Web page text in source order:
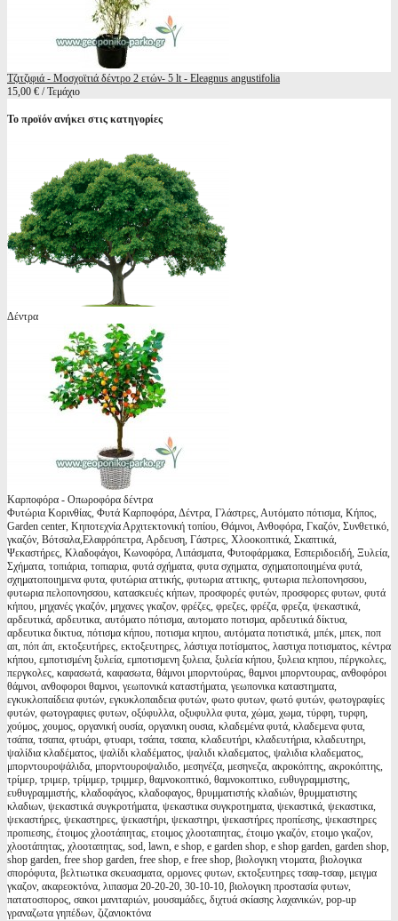
Τζιτζιφιά - Μοσχοϊτιά δέντρο 2 ετών- 5 lt - Eleagnus angustifolia
15,00 € / Τεμάχιο
Το προϊόν ανήκει στις κατηγορίες
Δέντρα
Καρποφόρα - Οπωροφόρα δέντρα
Φυτώρια Κορινθίας, Φυτά Καρποφόρα, Δέντρα, Γλάστρες, Αυτόματο πότισμα, Κήπος,
Garden center, Κηποτεχνία Αρχιτεκτονική τοπίου, Θάμνοι, Ανθοφόρα, Γκαζόν, Συνθετικό,
γκαζόν, Βότσαλα,Ελαφρόπετρα, Αρδευση, Γάστρες, Χλοοκοπτικά, Σκαπτικά,
Ψεκαστήρες, Κλαδοφάγοι, Κωνοφόρα, Λιπάσματα, Φυτοφάρμακα, Εσπεριδοειδή, Ξυλεία,
Σχήματα, τοπιάρια, τοπιαρια, φυτά σχήματα, φυτα σχηματα, σχηματοποιημένα φυτά,
σχηματοποιημενα φυτα, φυτώρια αττικής, φυτωρια αττικης, φυτωρια πελοπονησσου,
φυτωρια πελοπονησσου, κατασκευές κήπων, προσφορές φυτών, προσφορες φυτων, φυτά
κήπου, μηχανές γκαζόν, μηχανες γκαζον, φρέζες, φρεζες, φρέζα, φρεζα, ψεκαστικά,
αρδευτικά, αρδευτικα, αυτόματο πότισμα, αυτοματο ποτισμα, αρδευτικά δίκτυα,
αρδευτικα δικτυα, πότισμα κήπου, ποτισμα κηπου, αυτόματα ποτιστικά, μπέκ, μπεκ, ποπ
απ, πόπ άπ, εκτοξευτήρες, εκτοξευτηρες, λάστιχα ποτίσματος, λαστιχα ποτισματος, κέντρα
κήπου, εμποτισμένη ξυλεία, εμποτισμενη ξυλεια, ξυλεία κήπου, ξυλεια κηπου, πέργκολες,
περγκολες, καφασωτά, καφασωτα, θάμνοι μπορντούρας, θαμνοι μπορντουρας, ανθοφόροι
θάμνοι, ανθοφοροι θαμνοι, γεωπονικά καταστήματα, γεωπονικα καταστηματα,
εγκυκλοπαίδεια φυτών, εγκυκλοπαιδεια φυτών, φωτο φυτων, φωτό φυτών, φωτογραφίες
φυτών, φωτογραφιες φυτων, οξύφυλλα, οξυφυλλα φυτα, χώμα, χωμα, τύρφη, τυρφη,
χούμος, χουμος, οργανική ουσία, οργανικη ουσια, κλαδεμένα φυτά, κλαδεμενα φυτα,
τσάπα, τσαπα, φτυάρι, φτυαρι, τσάπα, τσαπα, κλαδευτήρι, κλαδευτήρια, κλαδευτηρι,
ψαλίδια κλαδέματος, ψαλίδι κλαδέματος, ψαλιδι κλαδεματος, ψαλιδια κλαδεματος,
μπορντουροψάλιδα, μπορντουροψαλιδο, μεσηνέζα, μεσηνεζα, ακροκόπτης, ακροκόπτης,
τρίμερ, τριμερ, τρίμμερ, τριμμερ, θαμνοκοπτικό, θαμνοκοπτικο, ευθυγραμμιστης,
ευθυγραμμιστής, κλαδοφάγος, κλαδοφαγος, θρυμματιστής κλαδιών, θρυμματιστης
κλαδιων, ψεκαστικά συγκροτήματα, ψεκαστικα συγκροτηματα, ψεκαστικά, ψεκαστικα,
ψεκαστήρες, ψεκαστηρες, ψεκαστήρι, ψεκαστηρι, ψεκαστήρες προπίεσης, ψεκαστηρες
προπιεσης, έτοιμος χλοοτάπητας, ετοιμος χλοοταπητας, έτοιμο γκαζόν, ετοιμο γκαζον,
χλοοτάπητας, χλοοταπητας, sod, lawn, e shop, e garden shop, e shop garden, garden shop,
shop garden, free shop garden, free shop, e free shop, βιολογικη ντοματα, βιολογικα
σπορόφυτα, βελτιωτικα σκευασματα, ορμονες φυτων, εκτοξευτηρες τσαφ-τσαφ, μειγμα
γκαζον, ακαρεοκτόνα, λιπασμα 20-20-20, 30-10-10, βιολογικη προστασία φυτων,
πατατοσπορος, σακοι μανιταριών, μουσαμάδες, διχτυά σκίασης λαχανικών, pop-up
γραναζωτα γηπέδων, ζιζανιοκτόνα